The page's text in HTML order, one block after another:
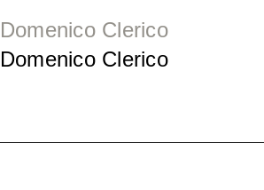
Domenico Clerico
Domenico Clerico